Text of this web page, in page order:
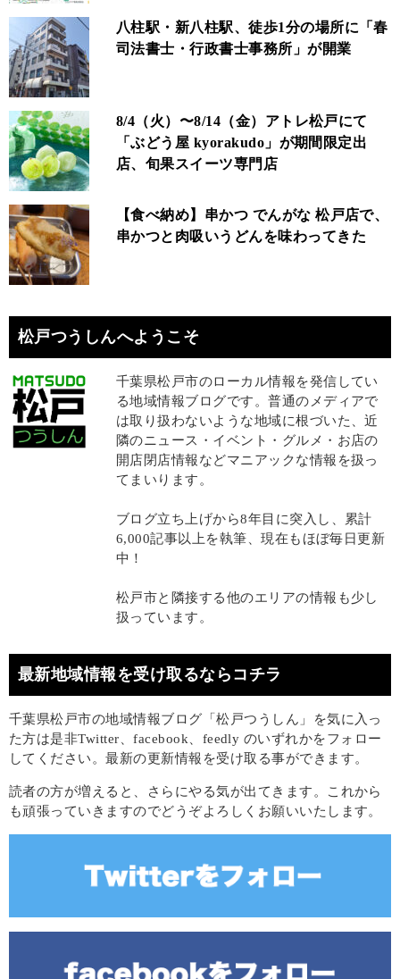
八柱駅・新八柱駅、徒歩1分の場所に「春
司法書士・行政書士事務所」が開業
8/4（火）〜8/14（金）アトレ松戸にて
「ぶどう屋 kyorakudo」が期間限定出
店、旬果スイーツ専門店
【食べ納め】串かつ でんがな 松戸店で、
串かつと肉吸いうどんを味わってきた
松戸つうしんへようこそ
千葉県松戸市のローカル情報を発信してい
る地域情報ブログです。普通のメディアで
は取り扱わないような地域に根づいた、近
隣のニュース・イベント・グルメ・お店の
開店閉店情報などマニアックな情報を扱っ
てまいります。
ブログ立ち上げから8年目に突入し、累計
6,000記事以上を執筆、現在もほぼ毎日更新
中！
松戸市と隣接する他のエリアの情報も少し
扱っています。
最新地域情報を受け取るならコチラ
千葉県松戸市の地域情報ブログ「松戸つうしん」を気に入っ
た方は是非Twitter、facebook、feedly のいずれかをフォロー
してください。最新の更新情報を受け取る事ができます。
読者の方が増えると、さらにやる気が出てきます。これから
も頑張っていきますのでどうぞよろしくお願いいたします。